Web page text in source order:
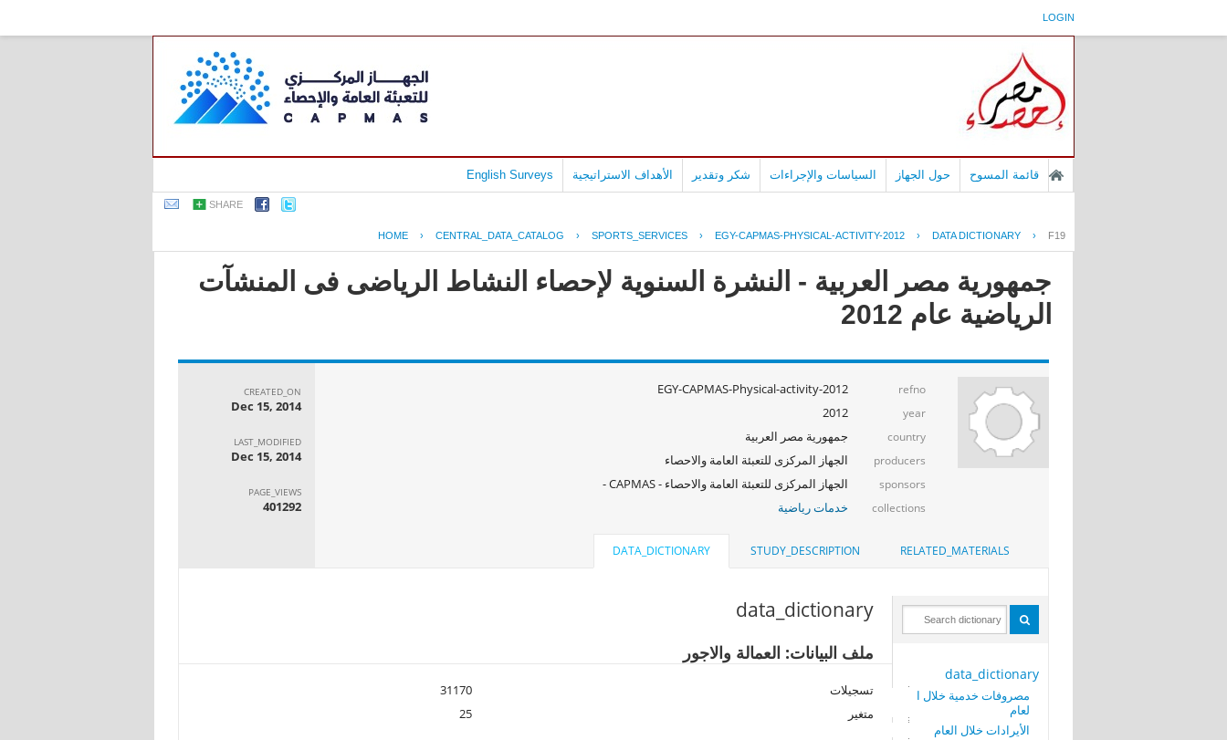
LOGIN
قائمة المسوح حول الجهاز السياسات والإجراءات شكر وتقدير الأهداف الاستراتيجية English Surveys
SHARE
HOME › CENTRAL_DATA_CATALOG › SPORTS_SERVICES › EGY-CAPMAS-PHYSICAL-ACTIVITY-2012 › DATA DICTIONARY › F19
جمهورية مصر العربية - النشرة السنوية لإحصاء النشاط الرياضى فى المنشآت
الرياضية عام 2012
refno
EGY-CAPMAS-Physical-activity-2012
year
2012
country جمهورية مصر العربية
producers الجهاز المركزى للتعبئة العامة والاحصاء
sponsors الجهاز المركزى للتعبئة العامة والاحصاء - CAPMAS -
collections خدمات رياضية
CREATED_ON
Dec 15, 2014
LAST_MODIFIED
Dec 15, 2014
PAGE_VIEWS
401292
RELATED_MATERIALS
STUDY_DESCRIPTION
DATA_DICTIONARY
data_dictionary
مصروفات خدمية خلال ا
لعام
الأيرادات خلال العام
data_dictionary
ملف البيانات: العمالة والاجور
تسجيلات
31170
متغير
25